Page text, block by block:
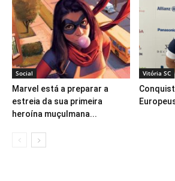
Social
Marvel está a preparar a
estreia da sua primeira
heroína muçulmana...
Vitória SC